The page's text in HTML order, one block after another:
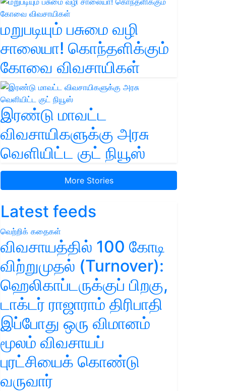
மறுபடியும் பசுமை வழி
சாலையா! கொந்தளிக்கும்
கோவை விவசாயிகள்
இரண்டு மாவட்ட
விவசாயிகளுக்கு அரசு
வெளியிட்ட குட் நியூஸ்
More Stories
Latest feeds
வெற்றிக் கதைகள்
விவசாயத்தில் 100 கோடி
விற்றுமுதல் (Turnover):
ஹெலிகாப்டருக்குப் பிறகு,
டாக்டர் ராஜாராம் திரிபாதி
இப்போது ஒரு விமானம்
மூலம் விவசாயப்
புரட்சியைக் கொண்டு
வருவார்